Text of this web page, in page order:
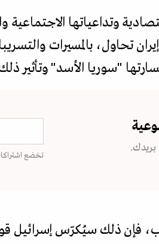
وتداعياتها
تحاول، بالمسيرات
"سوريا الأسد" وتأثير
بريدك.
تخضع
فإن ذلك سيُكرّس إسرائيل